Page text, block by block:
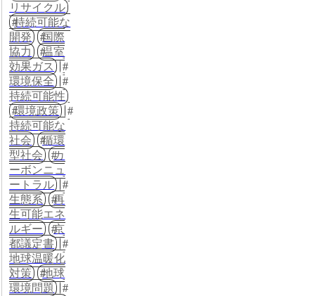
リサイクル
持続可能な
開発
国際
協力
温室
効果ガス
環境保全
持続可能性
環境政策
持続可能な
社会
循環
型社会
カ
ーボンニュ
ートラル
生態系
再
生可能エネ
ルギー
京
都議定書
地球温暖化
対策
地球
環境問題